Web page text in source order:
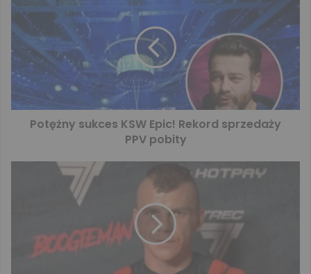
Potężny sukces KSW Epic! Rekord sprzedaży
PPV pobity